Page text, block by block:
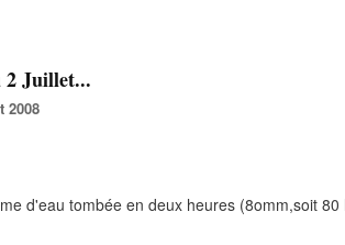
2 Juillet...
2008
d'eau tombée en deux heures (8omm,soit